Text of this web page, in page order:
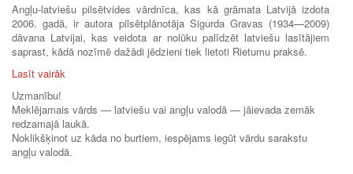
Angļu-latviešu pilsētvides vārdnīca, kas kā grāmata Latvijā izdota
2006. gadā, ir autora pilsētplānotāja Sigurda Gravas (1934—2009)
dāvana Latvijai, kas veidota ar nolūku palīdzēt latviešu lasītājiem
saprast, kādā nozīmē dažādi jēdzieni tiek lietoti Rietumu praksē.
Lasīt vairāk
Uzmanību!
Meklējamais vārds — latviešu vai angļu valodā — jāievada zemāk
redzamajā laukā.
Noklikšķinot uz kāda no burtiem, iespējams iegūt vārdu sarakstu
angļu valodā.